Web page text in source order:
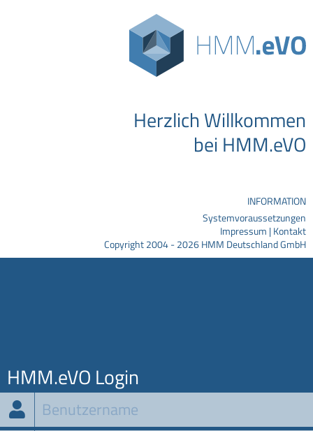
Herzlich Willkommen
bei HMM.eVO
INFORMATION
Systemvoraussetzungen
Impressum |Kontakt
Copyright 2004 - 2026 HMM Deutschland GmbH
HMM.eVO Login